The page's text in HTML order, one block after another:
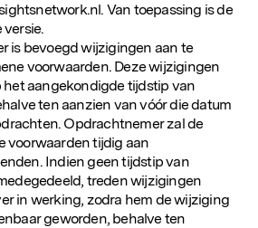
Van toepassing is de
is bevoegd wijzigingen aan te
voorwaarden. Deze wijzigingen
aangekondigde tijdstip van
ten aanzien van vóór die datum
Opdrachtnemer zal de
voorwaarden tijdig aan
Indien geen tijdstip van
treden wijzigingen
in werking, zodra hem de wijziging
geworden, behalve ten